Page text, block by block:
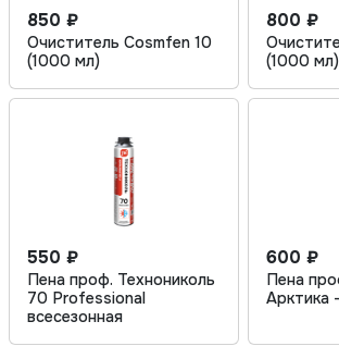
850 ₽
Очиститель Cosmfen 10
(1000 мл)
800 ₽
(1000 мл)
550 ₽
Пена проф. Технониколь
70 Professional
всесезонная
600 ₽
Пена
Арктика